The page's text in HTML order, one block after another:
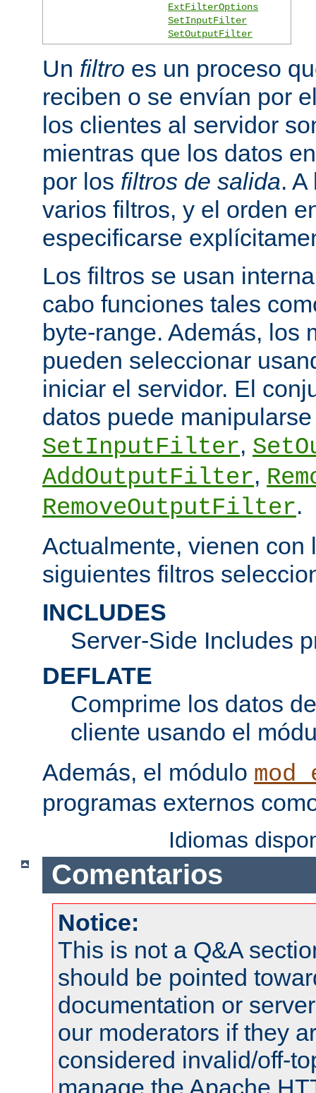
ExtFilterOptions
SetInputFilter
SetOutputFilter
Un filtro es un proceso
reciben o se envían por
los clientes al servidor
mientras que los datos
por los filtros de salida.
varios filtros, y el orden
especificarse
Los filtros se usan
cabo funciones tales
byte-range. Además, los
pueden seleccionar
iniciar el servidor. El
datos puede
SetInputFilter,
AddOutputFilter,
RemoveOutputFilter.
Actualmente, vienen con
siguientes filtros
INCLUDES
Server-Side Includes
DEFLATE
Comprime los datos
cliente usando el
Además, el módulo
programas externos
Idiomas
Comentarios
Notice:
This is not a Q&A
should be pointed
documentation or
our moderators if they
considered invalid/off-
manage the Apache